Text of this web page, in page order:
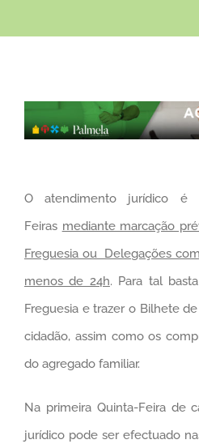
O atendimento jurídico é
Feiras mediante marcação
Freguesia ou Delegações
menos de 24h. Para tal
Freguesia e trazer o Bilhete
cidadão, assim como os
do agregado familiar.
Na primeira Quinta-Feira de
jurídico pode ser efectuado